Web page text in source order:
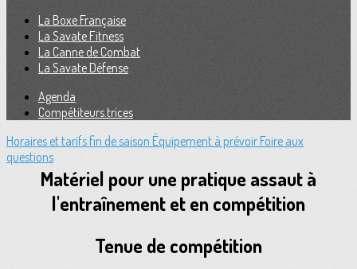
La Boxe Française
La Savate Fitness
La Canne de Combat
La Savate Défense
Agenda
Compétiteurs.trices
Horaires et tarifs fin de saison Équipement à prévoir Foire aux
questions
Matériel pour une pratique assaut à
l'entraînement et en compétition
Tenue de compétition